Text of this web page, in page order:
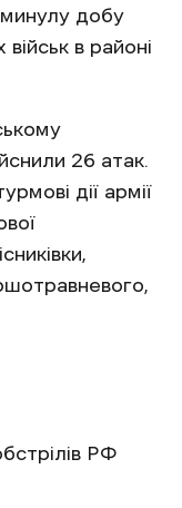
добу
військ в районі
26 атак.
дії армії
РФ